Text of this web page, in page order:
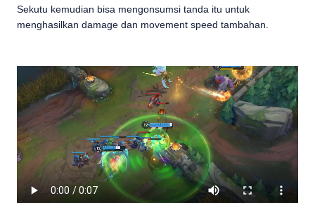
Sekutu kemudian bisa mengonsumsi tanda itu untuk
menghasilkan damage dan movement speed tambahan.